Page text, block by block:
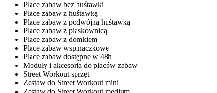
Place zabaw bez huśtawki
Place zabaw z huśtawką
Place zabaw z podwójną huśtawką
Place zabaw z piaskownicą
Place zabaw z domkiem
Place zabaw wspinaczkowe
Place zabaw dostępne w 48h
Moduły i akcesoria do placów zabaw
Street Workout sprzęt
Zestaw do Street Workout mini
Zestaw do Street Workout medium